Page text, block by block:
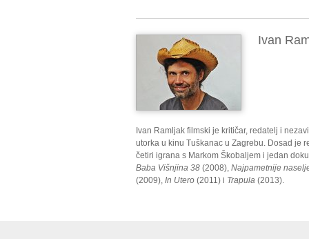
Ivan
Ivan Ramljak filmski je kritičar, redatelj i
utorka u kinu Tuškanac u Zagrebu. Dosad je
četiri igrana s Markom Škobaljem i jedan
Baba Višnjina 38 (2008), Najpametnije
(2009), In Utero (2011) i Trapula (2013).